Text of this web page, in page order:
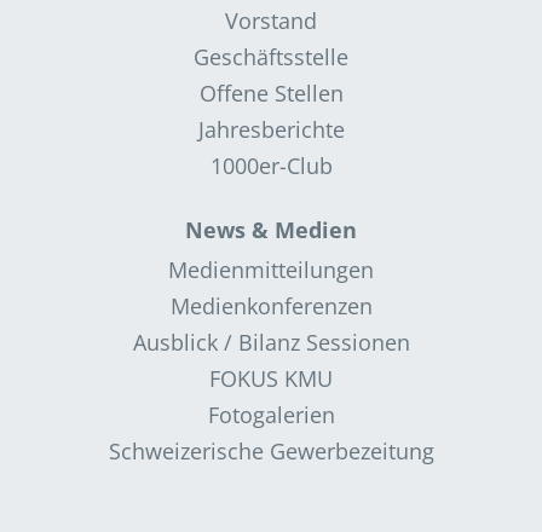
Vorstand
Geschäftsstelle
Offene Stellen
Jahresberichte
1000er-Club
News & Medien
Medienmitteilungen
Medienkonferenzen
Ausblick / Bilanz Sessionen
FOKUS KMU
Fotogalerien
Schweizerische Gewerbezeitung